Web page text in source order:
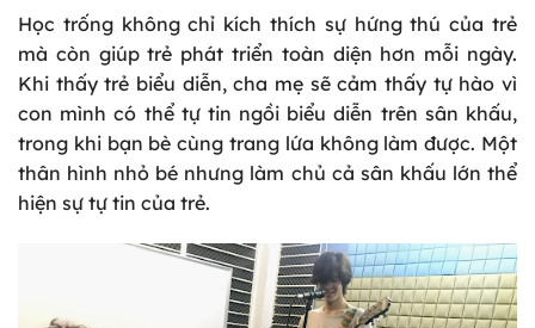
Học trống không chỉ kích thích sự hứng thú của trẻ
mà còn giúp trẻ phát triển toàn diện hơn mỗi ngày.
Khi thấy trẻ biểu diễn, cha mẹ sẽ cảm thấy tự hào vì
con mình có thể tự tin ngồi biểu diễn trên sân khấu,
trong khi bạn bè cùng trang lứa không làm được. Một
thân hình nhỏ bé nhưng làm chủ cả sân khấu lớn thể
hiện sự tự tin của trẻ.